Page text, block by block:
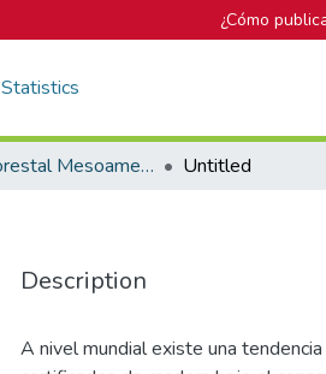
¿Cómo
Statistics
Revista Forestal Mesoamericana Kurú Untitled
Description
A nivel mundial existe una